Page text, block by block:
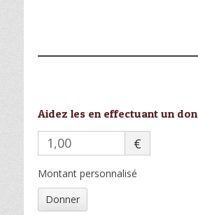
Aidez les en effectuant un don
€
Montant personnalisé
Donner